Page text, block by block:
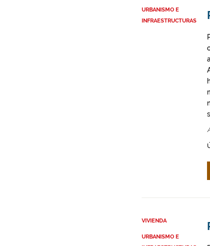
URBANISMO E
INFRAESTRUCTURAS
VIVIENDA
URBANISMO E